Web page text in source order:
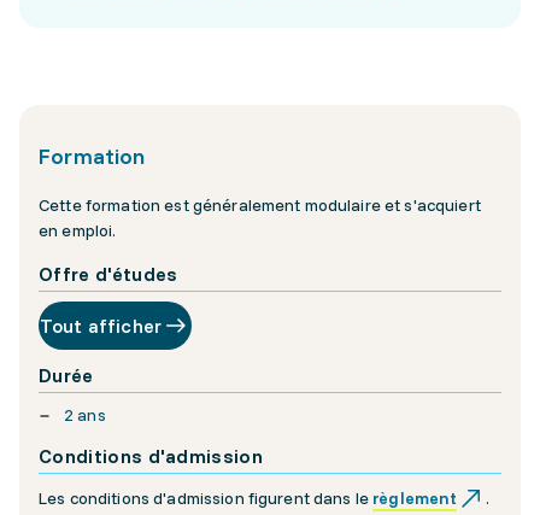
Formation
Cette formation est généralement modulaire et s'acquiert
en emploi.
Offre d'études
Tout afficher
Durée
2 ans
Conditions d'admission
Les conditions d'admission figurent dans le règlement .